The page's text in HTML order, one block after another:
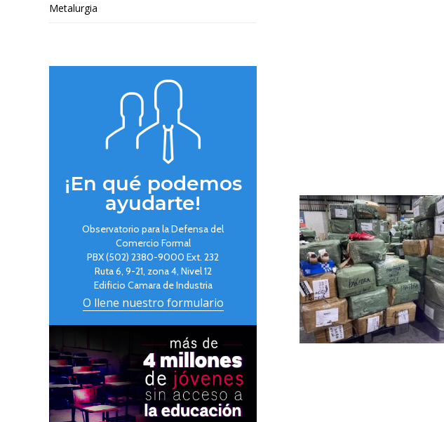
Metalurgia
¡En qué podemos
ayudarte!
Observatorio para la Defensa del
Comercio Formal
PBX (502) 2380-9000 Ext. 232
Ruta 6, 9-21, zona 4, Nivel 12
Edificio Camara de Industria
O llene nuestro formulario